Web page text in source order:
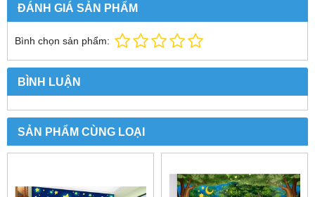
ĐÁNH GIÁ SẢN PHẨM
Bình chọn sản phẩm:
BÌNH LUẬN
SẢN PHẨM CÙNG LOẠI